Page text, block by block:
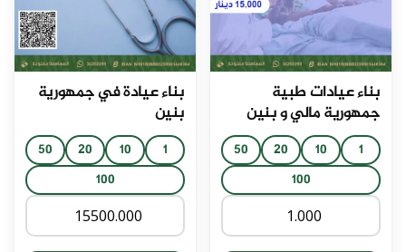
بناء عيادات طبية
جمهورية مالي و بنين
1
10
20
50
100
بناء عيادة في جمهورية
بنين
1
10
20
50
100